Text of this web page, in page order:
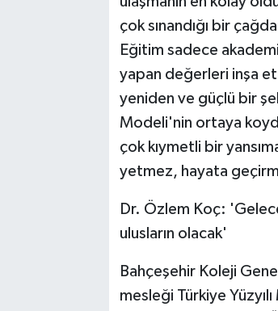
çok sınandığı bir
Eğitim sadece
yapan değerleri inşa
yeniden ve güçlü bir
Modeli'nin ortaya
çok kıymetli bir
yetmez, hayata
Dr. Özlem Koç:
ulusların olacak'
Bahçeşehir Koleji
mesleği Türkiye